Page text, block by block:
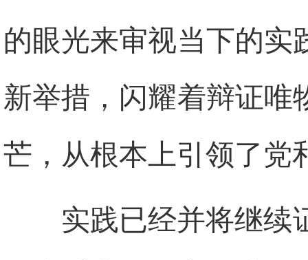
的眼光来审视当下的实
新举措，闪耀着辩证唯
芒，从根本上引领了党
实践已经并将继续